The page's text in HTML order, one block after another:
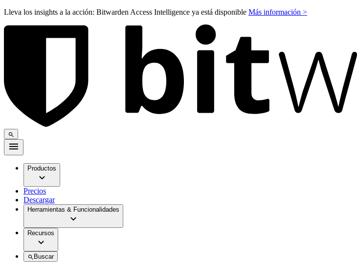
Lleva los insights a la acción: Bitwarden Access Intelligence ya está disponible Más información >
Productos
Precios
Descargar
Herramientas & Funcionalidades
Recursos
Buscar